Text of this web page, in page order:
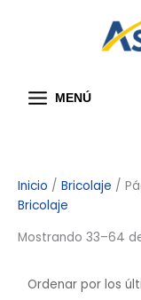
MENÚ
Inicio / Bricolaje /
Bricolaje
Mostrando 33–64